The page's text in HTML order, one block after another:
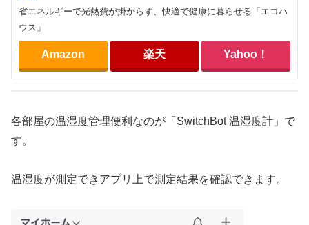
省エネルギーで光熱費が掛からず、快適で健康に暮らせる「エコハ
ウス」
Amazon 楽天 Yahoo！
各部屋の温湿度管理便利なのが「SwitchBot 温湿度計」で
す。
温湿度が測定できアプリ上で測定結果を確認できます。